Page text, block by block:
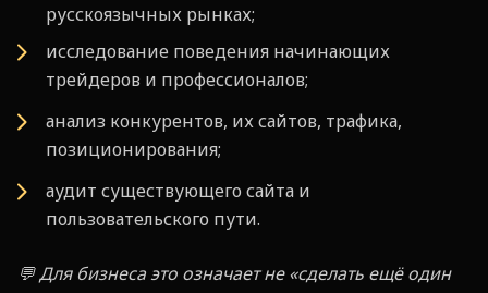
русскоязычных рынках;
исследование поведения начинающих
трейдеров и профессионалов;
анализ конкурентов, их сайтов, трафика,
позиционирования;
аудит существующего сайта и
пользовательского пути.
💬 Для бизнеса это означает не «сделать ещё один